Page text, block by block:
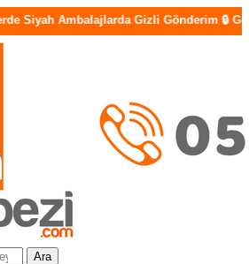
Gizli Gönderim 🔒 Güvenilir Ödeme
Ara